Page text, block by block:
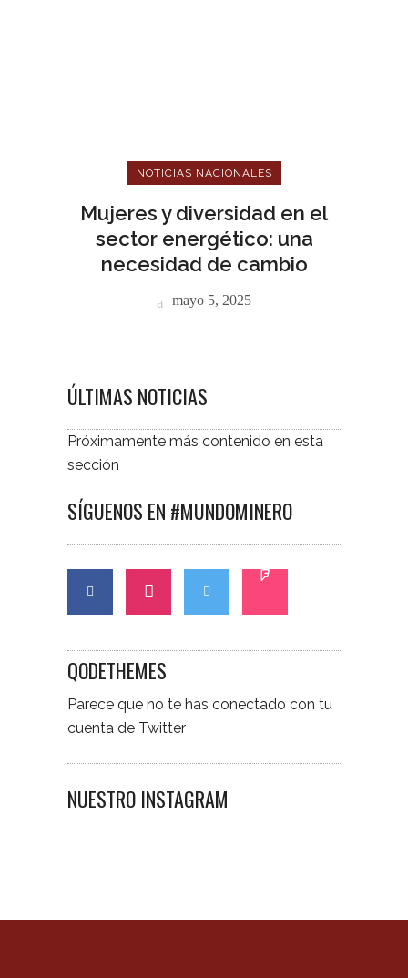
NOTICIAS NACIONALES
Mujeres y diversidad en el
sector energético: una
necesidad de cambio
mayo 5, 2025
ÚLTIMAS NOTICIAS
Próximamente más contenido en esta
sección
SÍGUENOS EN #MUNDOMINERO
QODETHEMES
Parece que no te has conectado con tu
cuenta de Twitter
NUESTRO INSTAGRAM